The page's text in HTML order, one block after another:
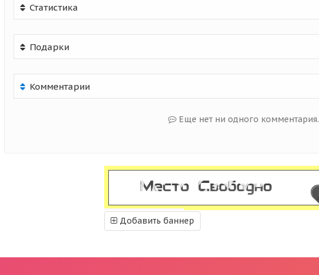
Статистика
Подарки
Комментарии
Еще нет ни одного комментария.
Добавить баннер